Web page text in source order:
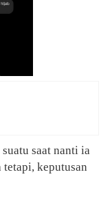
saat nanti ia
keputusan